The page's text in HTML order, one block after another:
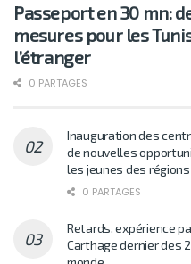
Passeport en 30 mn:
mesures pour les
l’étranger
0 PARTAGES
Inauguration des
de nouvelles
les jeunes des régions
0 PARTAGES
Retards, expérience
Carthage dernier des